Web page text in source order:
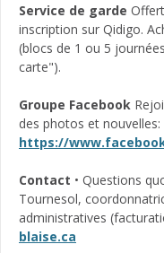
Service de garde
inscription sur Qidigo.
(blocs de 1 ou 5
carte").
Groupe Facebook
des photos et nouvelles:
https://
Contact • Questions
Tournesol,
administratives
blaise.ca